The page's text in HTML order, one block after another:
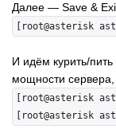
Далее — Save &
[root@asterisk
И идём курить/
мощности сервера,
[root@asterisk
[root@asterisk